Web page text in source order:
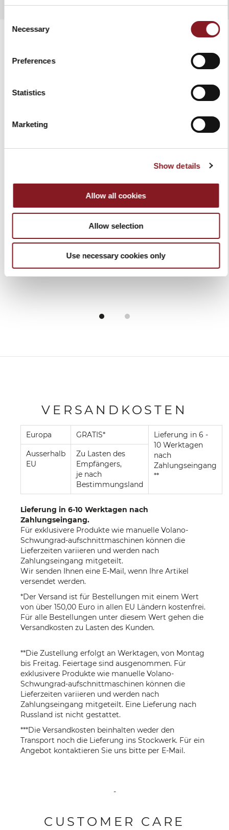
Selection
Necessary
Preferences
Statistics
Marketing
Show details
Allow all cookies
Allow selection
Use necessary cookies only
VERWANDTE PRODUKTE
In den Warenkorb In den Warenkorb
VERSANDKOSTEN
Europa GRATIS*
Lieferung in 6 -
10 Werktagen
nach
Zahlungseingang
**
Ausserhalb
EU
Zu Lasten des
Empfängers,
je nach
Bestimmungsland
Lieferung in 6-10 Werktagen nach
Zahlungseingang.
Für exklusivere Produkte wie manuelle Volano-
Schwungrad-aufschnittmaschinen können die
Lieferzeiten variieren und werden nach
Zahlungseingang mitgeteilt.
Wir senden Ihnen eine E-Mail, wenn Ihre Artikel
versendet werden.
*Der Versand ist für Bestellungen mit einem Wert
von über 150,00 Euro in allen EU Ländern kostenfrei.
Für alle Bestellungen unter diesem Wert gehen die
Versandkosten zu Lasten des Kunden.
**Die Zustellung erfolgt an Werktagen, von Montag
bis Freitag. Feiertage sind ausgenommen. Für
exklusivere Produkte wie manuelle Volano-
Schwungrad-aufschnittmaschinen können die
Lieferzeiten variieren und werden nach
Zahlungseingang mitgeteilt. Eine Lieferung nach
Russland ist nicht gestattet.
***Die Versandkosten beinhalten weder den
Transport noch die Lieferung ins Stockwerk. Für ein
Angebot kontaktieren Sie uns bitte per E-Mail .
-
CUSTOMER CARE